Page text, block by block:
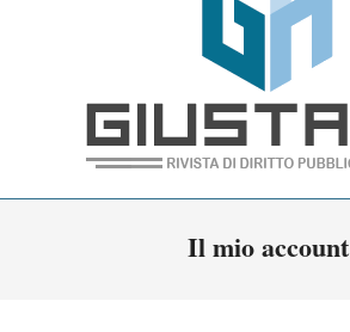
Giustamm
Il mio account